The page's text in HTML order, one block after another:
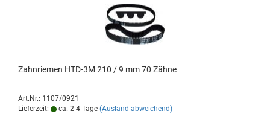
Zahnriemen HTD-3M 210 / 9 mm 70 Zähne
Art.Nr.: 1107/0921
Lieferzeit:
ca. 2-4 Tage (Ausland abweichend)